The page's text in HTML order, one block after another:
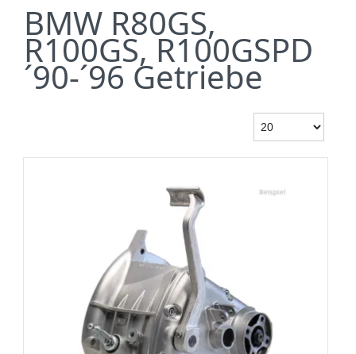
BMW R80GS,
R100GS, R100GSPD
´90-´96 Getriebe